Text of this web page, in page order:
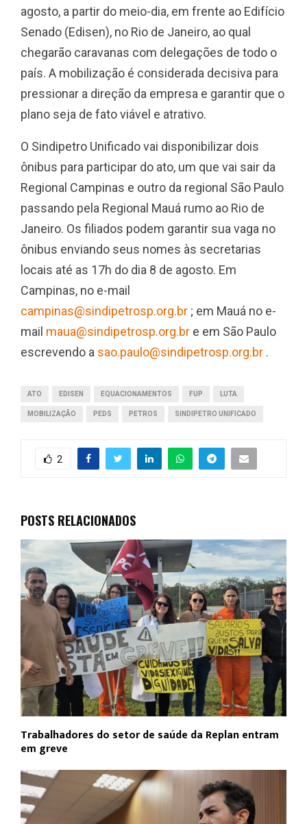
agosto, a partir do meio-dia, em frente ao Edifício
Senado (Edisen), no Rio de Janeiro, ao qual
chegarão caravanas com delegações de todo o
país. A mobilização é considerada decisiva para
pressionar a direção da empresa e garantir que o
plano seja de fato viável e atrativo.
O Sindipetro Unificado vai disponibilizar dois
ônibus para participar do ato, um que vai sair da
Regional Campinas e outro da regional São Paulo
passando pela Regional Mauá rumo ao Rio de
Janeiro. Os filiados podem garantir sua vaga no
ônibus enviando seus nomes às secretarias
locais até as 17h do dia 8 de agosto. Em
Campinas, no e-mail
campinas@sindipetrosp.org.br ; em Mauá no e-
mail maua@sindipetrosp.org.br e em São Paulo
escrevendo a sao.paulo@sindipetrosp.org.br .
ATO EDISEN EQUACIONAMENTOS FUP LUTA
MOBILIZAÇÃO PEDS PETROS SINDIPETRO UNIFICADO
2
POSTS RELACIONADOS
Trabalhadores do setor de saúde da Replan entram
em greve